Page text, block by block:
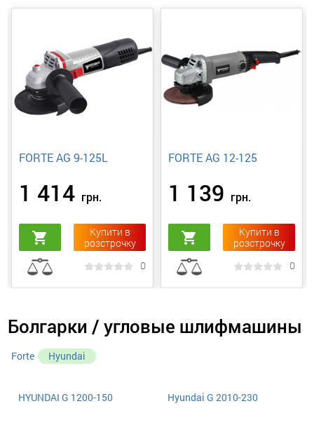
FORTE AG 9-125L
1 414 грн.
shopping_cart
Купити в
розстрочку
0
FORTE AG 12-125
1 139 грн.
shopping_cart
Купити в
розстрочку
0
Болгарки / угловые шлифмашины
Forte Hyundai
HYUNDAI G 1200-150 Hyundai G 2010-230